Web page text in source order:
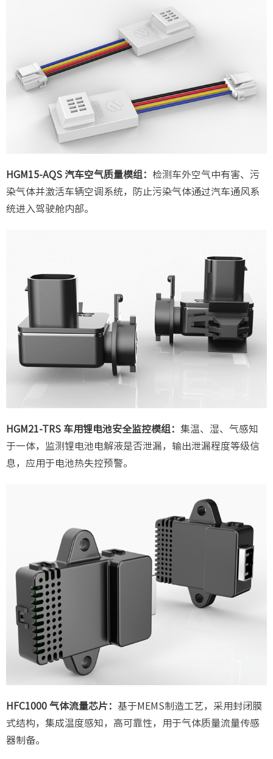
HGM15-AQS 汽车空气质量模组： 检测车外空气中有害、污
染气体并激活车辆空调系统，防止污染气体通过汽车通风系
统进入驾驶舱内部。
HGM21-TRS 车用锂电池安全监控模组： 集温、湿、气感知
于一体，监测锂电池电解液是否泄漏，输出泄漏程度等级信
息，应用于电池热失控预警。
HFC1000 气体流量芯片： 基于MEMS制造工艺，采用封闭膜
式结构，集成温度感知，高可靠性，用于气体质量流量传感
器制备。